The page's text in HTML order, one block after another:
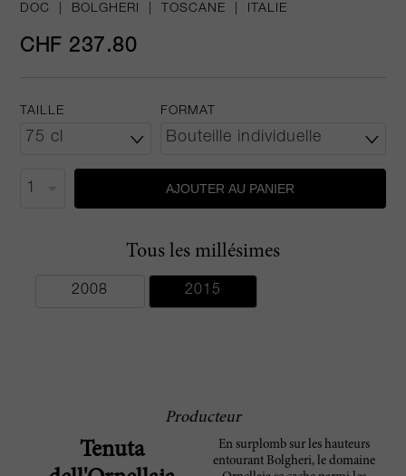
DOC BOLGHERI TOSCANE ITALIE
CHF 237.80
TAILLE FORMAT
AJOUTER AU PANIER
Tous les millésimes
2008 2015
Producteur
Tenuta
En surplomb sur les hauteurs
entourant Bolgheri, le domaine